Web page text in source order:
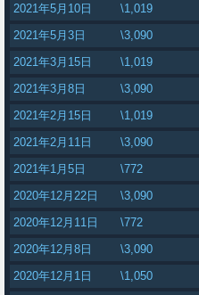
2021年5月10日
\1,019
2021年5月3日
\3,090
2021年3月15日
\1,019
2021年3月8日
\3,090
2021年2月15日
\1,019
2021年2月11日
\3,090
2021年1月5日
\772
2020年12月22日
\3,090
2020年12月11日
\772
2020年12月8日
\3,090
2020年12月1日
\1,050